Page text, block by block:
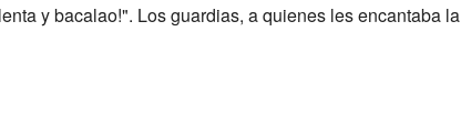
y bacalao!". Los guardias, a quienes les encantaba la